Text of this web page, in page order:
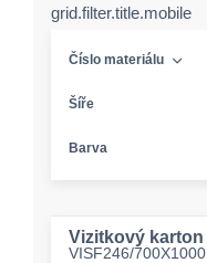
grid.filter.title.mobile
Číslo materiálu
Šíře
Barva
Vizitkový karton
VISF246/700X1000